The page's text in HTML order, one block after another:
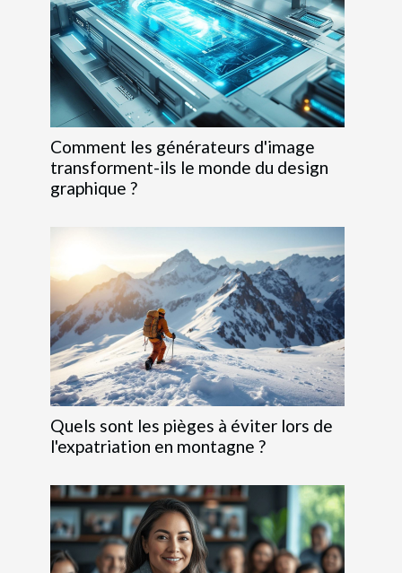
Comment les générateurs d'image
transforment-ils le monde du design
graphique ?
Quels sont les pièges à éviter lors de
l'expatriation en montagne ?